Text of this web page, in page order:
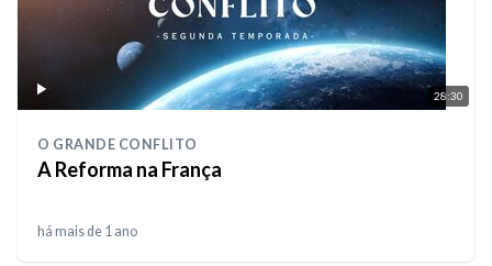
28:30
O GRANDE CONFLITO
A Reforma na França
há mais de 1 ano